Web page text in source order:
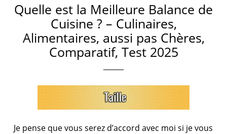
Quelle est la Meilleure Balance de
Cuisine ? – Culinaires,
Alimentaires, aussi pas Chères,
Comparatif, Test 2025
Je pense que vous serez d’accord avec moi si je vous